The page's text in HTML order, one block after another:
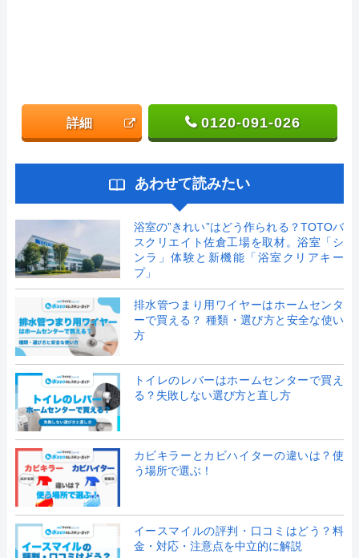
詳細 0120-091-026
あわせて読みたい
浴室の”きれい”はどう作られる？TOTOバ
スクリエイト佐倉工場を取材。浴室「シ
ンラ」体験と新機能「浴室クリアキー
プ」
排水管つまり用ワイヤーはホームセンタ
ーで買える？ 種類・選び方と安全な使い
方
トイレのレバーはホームセンターで買え
る？失敗しない選び方と直し方
カビキラーとカビハイターの違いは？使
う場所で選ぶ！
イースマイルの評判・口コミはどう？料
金・対応・注意点を中立的に解説